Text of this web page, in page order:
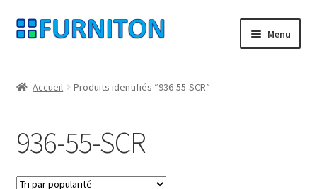
Aller
à
navigation
Aller
au
Menu
Protection des données
Droit de rétractation
Accueil Produits identifiés “936-55-SCR”
936-55-SCR